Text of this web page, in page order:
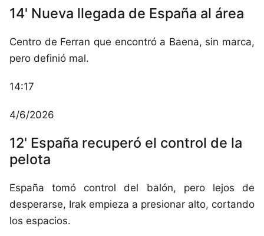
14' Nueva llegada de España al área
Centro de Ferran que encontró a Baena, sin marca,
pero definió mal.
14:17
4/6/2026
12' España recuperó el control de la
pelota
España tomó control del balón, pero lejos de
desperarse, Irak empieza a presionar alto, cortando
los espacios.